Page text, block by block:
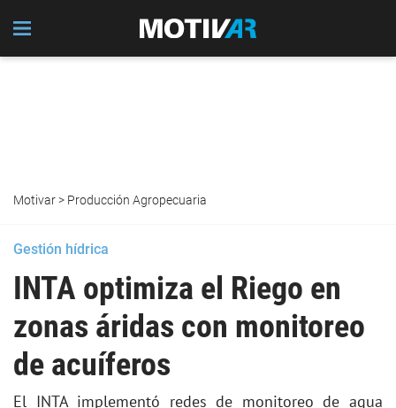
Motivar> Producción Agropecuaria
Gestión hídrica
INTA optimiza el Riego en
zonas áridas con monitoreo
de acuíferos
El INTA implementó redes de monitoreo de agua